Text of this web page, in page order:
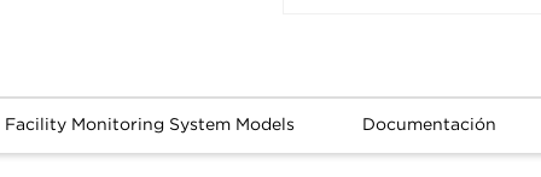
Facility Monitoring System Models Documentación